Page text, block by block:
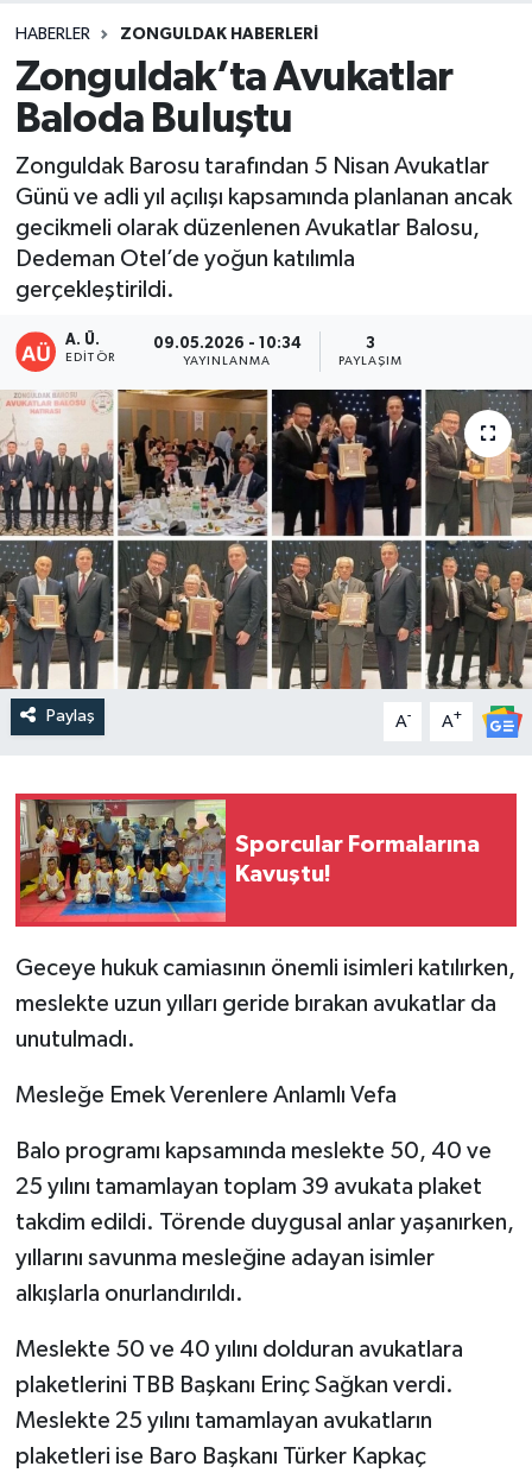
HABERLER ZONGULDAK HABERLERI
Zonguldak’ta Avukatlar
Baloda Buluştu
Zonguldak Barosu tarafından 5 Nisan Avukatlar
Günü ve adli yıl açılışı kapsamında planlanan ancak
gecikmeli olarak düzenlenen Avukatlar Balosu,
Dedeman Otel’de yoğun katılımla
gerçekleştirildi.
A. Ü.
EDITÖR
09.05.2026 - 10:34
YAYINLANMA
3
PAYLAŞIM
Paylaş A- A+
Sporcular Formalarına
Kavuştu!
Geceye hukuk camiasının önemli isimleri katılırken,
meslekte uzun yılları geride bırakan avukatlar da
unutulmadı.
Mesleğe Emek Verenlere Anlamlı Vefa
Balo programı kapsamında meslekte 50, 40 ve
25 yılını tamamlayan toplam 39 avukata plaket
takdim edildi. Törende duygusal anlar yaşanırken,
yıllarını savunma mesleğine adayan isimler
alkışlarla onurlandırıldı.
Meslekte 50 ve 40 yılını dolduran avukatlara
plaketlerini TBB Başkanı Erinç Sağkan verdi.
Meslekte 25 yılını tamamlayan avukatların
plaketleri ise Baro Başkanı Türker Kapkaç
DEVREK
DÜZCE
EREĞLİ
GÖKÇEBEY
KARABÜK
KASTAMONU